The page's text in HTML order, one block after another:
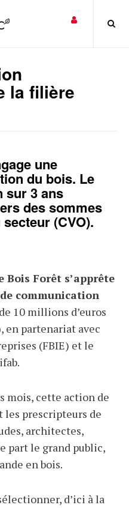
la filière
une
du bois. Le
sur 3 ans
des sommes
(CVO).
Bois Forêt s’apprête
communication
10 millions d’euros
en partenariat avec
(FBIE) et le
mois, cette action de
les prescripteurs de
architectes,
part le grand public,
en bois.
d’ici à la